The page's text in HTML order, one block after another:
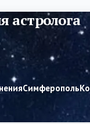
астролога
Симферополь